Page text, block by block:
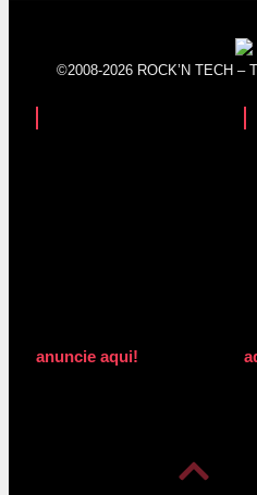
©2008-2026 ROCK’N TECH –
anuncie aqui!